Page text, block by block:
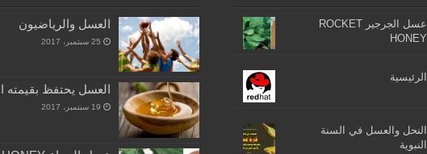
عسل الجرجير ROCKET
HONEY
الرئيسية
النحل والعسل في السنة
النبوية
العسل والرياضيون
25 سبتمبر، 2017
العسل يحتفظ بقيمته
19 سبتمبر، 2017